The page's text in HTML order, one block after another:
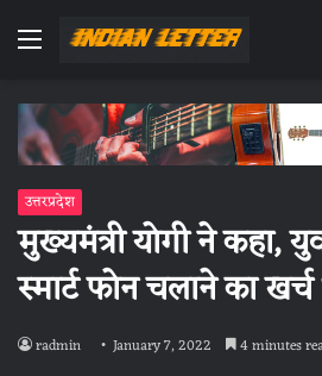
Menu
उत्तरप्रदेश
मुख्यमंत्री योगी ने
स्मार्ट फोन चलाने का
radmin January 7, 2022 4 minutes